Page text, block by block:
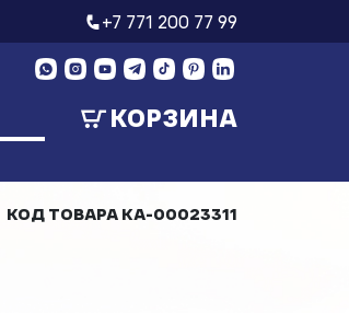
+7 771 200 77 99
КОРЗИНА
КОД ТОВАРА КА-00023311